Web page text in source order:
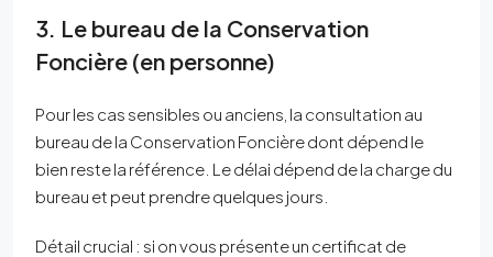
3. Le bureau de la Conservation
Foncière (en personne)
Pour les cas sensibles ou anciens, la consultation au
bureau de la Conservation Foncière dont dépend le
bien reste la référence. Le délai dépend de la charge du
bureau et peut prendre quelques jours.
Détail crucial : si on vous présente un certificat de